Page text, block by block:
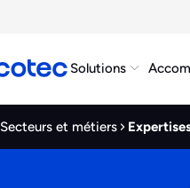
Solutions
Secteurs et métiers